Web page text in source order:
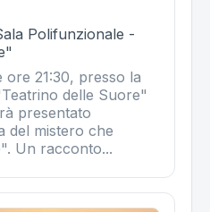
Polifunzionale -
21:30, presso la
delle Suore"
presentato
del mistero che
Un racconto...